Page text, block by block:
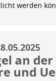
werden
an
und